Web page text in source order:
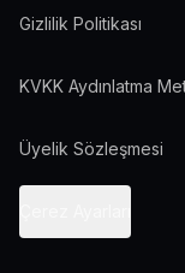
Gizlilik Politikası
KVKK Aydınlatma
Üyelik Sözleşmesi